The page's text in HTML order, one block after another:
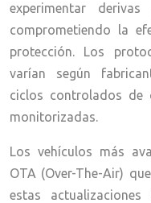
experimentar
comprometiendo la
protección. Los
varían según
ciclos controlados de
monitorizadas.
Los vehículos más
OTA (Over-The-Air)
estas